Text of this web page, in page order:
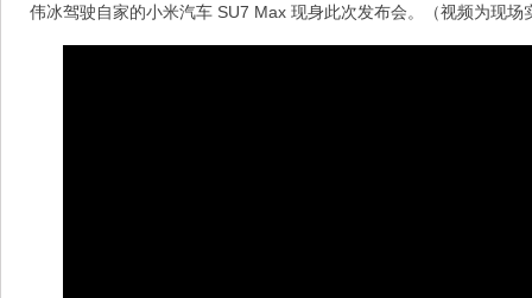
伟冰驾驶自家的小米汽车 SU7 Max 现身此次发布会。（视频为现场